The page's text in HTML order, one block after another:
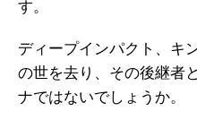
す。
ディープインパクト、キ
の世を去り、その後継者
ナではないでしょうか。